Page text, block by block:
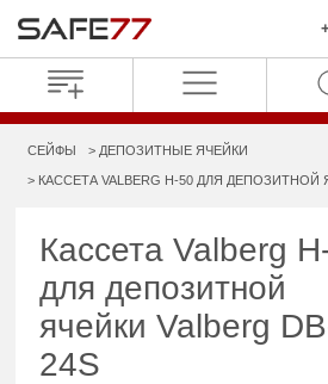
СЕЙФЫ ДЕПОЗИТНЫЕ ЯЧЕЙКИ
КАССЕТА VALBERG Н-50 ДЛЯ ДЕПОЗИТНОЙ
Кассета Valberg
для депозитной
ячейки Valberg
24S